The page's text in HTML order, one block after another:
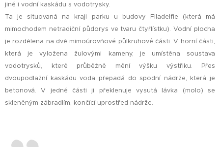
jiné i vodní kaskádu s vodotrysky.
Ta je situovaná na kraji parku u budovy Filadelfie (která má
mimochodem netradiční půdorys ve tvaru čtyřlístku). Vodní plocha
je rozdělena na dvě mimoúrovňové půlkruhové části. V horní části,
která je vyložena žulovými kameny, je umístěna soustava
vodotrysků, které průběžně mění výšku výstřiku. Přes
dvoupodlažní kaskádu voda přepadá do spodní nádrže, která je
betonová. V jedné části ji překlenuje vysutá lávka (molo) se
skleněným zábradlím, končící uprostřed nádrže.